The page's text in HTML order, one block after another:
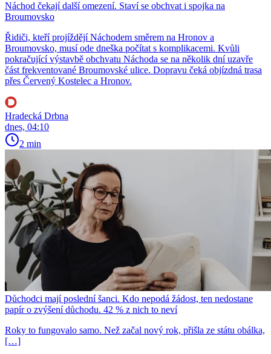
Náchod čekají další omezení. Staví se obchvat i spojka na
Broumovsko
Řidiči, kteří projíždějí Náchodem směrem na Hronov a
Broumovsko, musí ode dneška počítat s komplikacemi. Kvůli
pokračující výstavbě obchvatu Náchoda se na několik dní uzavře
část frekventované Broumovské ulice. Dopravu čeká objízdná trasa
přes Červený Kostelec a Hronov.
Hradecká Drbna
dnes, 04:10
2 min
Důchodci mají poslední šanci. Kdo nepodá žádost, ten nedostane
papír o zvýšení důchodu. 42 % z nich to neví
Roky to fungovalo samo. Než začal nový rok, přišla ze státu obálka,
[…]